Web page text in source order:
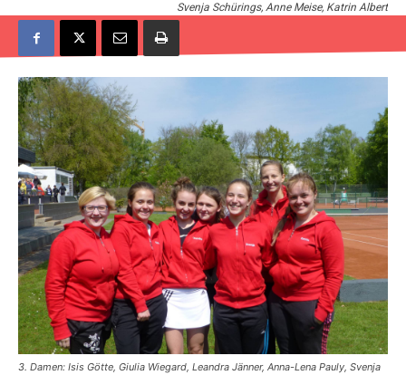
Svenja Schürings, Anne Meise, Katrin Albert
3. Damen: Isis Götte, Giulia Wiegard, Leandra Jänner, Anna-Lena Pauly, Svenja